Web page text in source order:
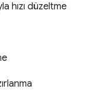
hızı düzeltme